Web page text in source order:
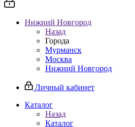
Нижний Новгород
Назад
Города
Мурманск
Москва
Нижний Новгород
Личный кабинет
Каталог
Назад
Каталог